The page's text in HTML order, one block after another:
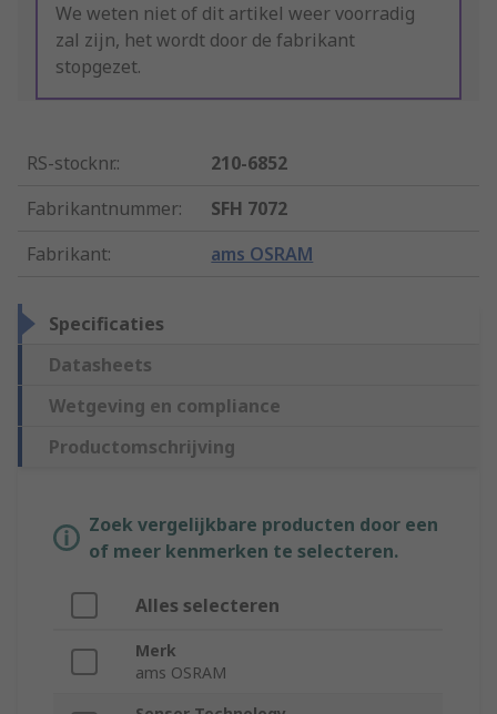
We weten niet of dit artikel weer voorradig
zal zijn, het wordt door de fabrikant
stopgezet.
RS-stocknr.:
210-6852
Fabrikantnummer:
SFH 7072
Fabrikant: ams OSRAM
Specificaties
Datasheets
Wetgeving en compliance
Productomschrijving
Zoek vergelijkbare producten door een
of meer kenmerken te selecteren.
Alles selecteren
Merk
ams OSRAM